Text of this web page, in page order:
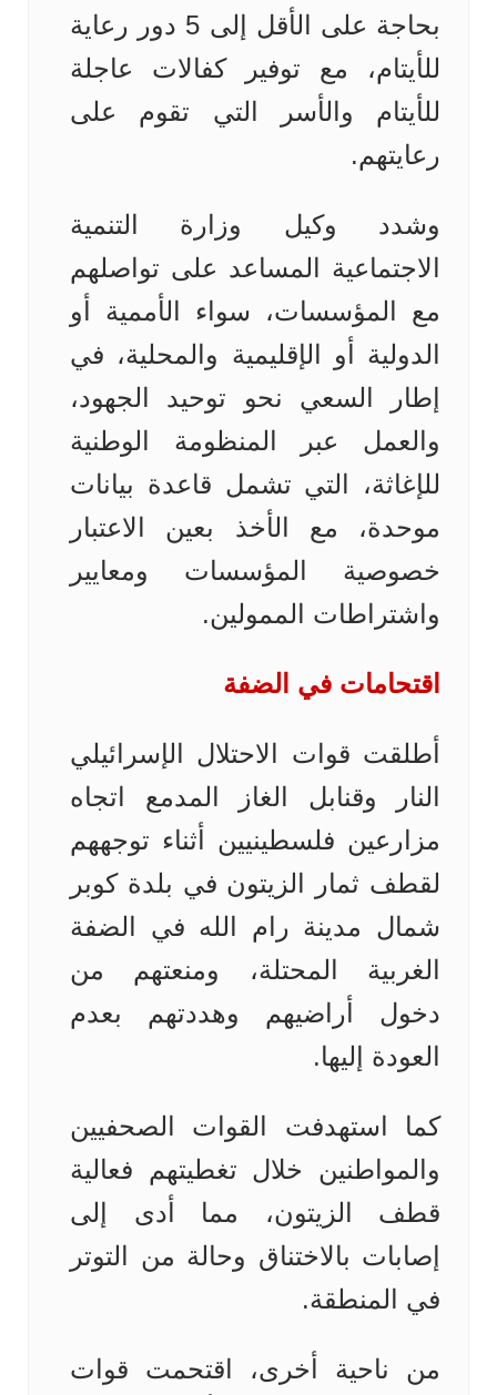
بحاجة على الأقل إلى 5 دور رعاية
للأيتام، مع توفير كفالات عاجلة
للأيتام والأسر التي تقوم على
رعايتهم.
وشدد وكيل وزارة التنمية
الاجتماعية المساعد على تواصلهم
مع المؤسسات، سواء الأممية أو
الدولية أو الإقليمية والمحلية، في
إطار السعي نحو توحيد الجهود،
والعمل عبر المنظومة الوطنية
للإغاثة، التي تشمل قاعدة بيانات
موحدة، مع الأخذ بعين الاعتبار
خصوصية المؤسسات ومعايير
واشتراطات الممولين.
اقتحامات في الضفة
أطلقت قوات الاحتلال الإسرائيلي
النار وقنابل الغاز المدمع اتجاه
مزارعين فلسطينيين أثناء توجههم
لقطف ثمار الزيتون في بلدة كوبر
شمال مدينة رام الله في الضفة
الغربية المحتلة، ومنعتهم من
دخول أراضيهم وهددتهم بعدم
العودة إليها.
كما استهدفت القوات الصحفيين
والمواطنين خلال تغطيتهم فعالية
قطف الزيتون، مما أدى إلى
إصابات بالاختناق وحالة من التوتر
في المنطقة.
من ناحية أخرى، اقتحمت قوات